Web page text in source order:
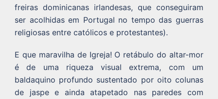
freiras dominicanas irlandesas, que conseguiram
ser acolhidas em Portugal no tempo das guerras
religiosas entre católicos e protestantes).
E que maravilha de Igreja! O retábulo do altar-mor
é de uma riqueza visual extrema, com um
baldaquino profundo sustentado por oito colunas
de jaspe e ainda atapetado nas paredes com